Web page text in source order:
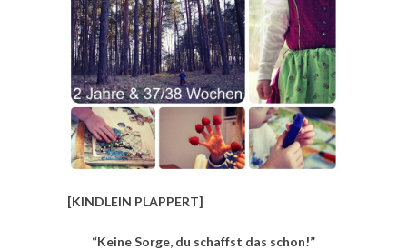
[KINDLEIN PLAPPERT]
“Keine Sorge, du schaffst das schon!”